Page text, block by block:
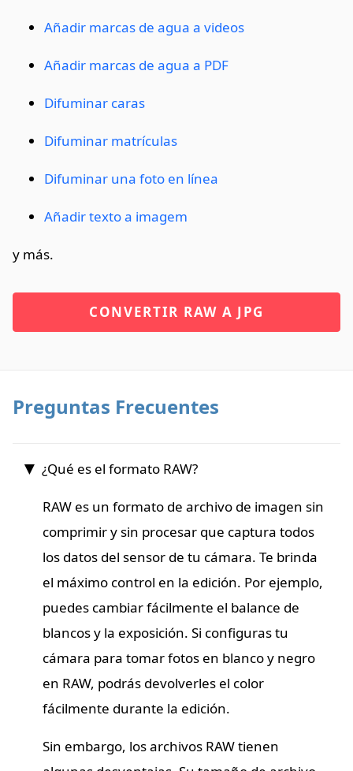
Añadir marcas de agua a videos
Añadir marcas de agua a PDF
Difuminar caras
Difuminar matrículas
Difuminar una foto en línea
Añadir texto a imagem
y más.
CONVERTIR RAW A JPG
Preguntas Frecuentes
¿Qué es el formato RAW?
RAW es un formato de archivo de imagen sin
comprimir y sin procesar que captura todos
los datos del sensor de tu cámara. Te brinda
el máximo control en la edición. Por ejemplo,
puedes cambiar fácilmente el balance de
blancos y la exposición. Si configuras tu
cámara para tomar fotos en blanco y negro
en RAW, podrás devolverles el color
fácilmente durante la edición.
Sin embargo, los archivos RAW tienen